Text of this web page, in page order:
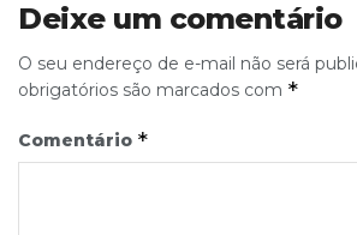
Deixe um comentário
O seu endereço de e-mail não será
obrigatórios são marcados com *
Comentário *